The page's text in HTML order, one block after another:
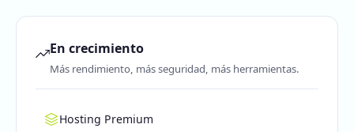
En crecimiento
Más rendimiento, más seguridad, más herramientas.
Hosting Premium